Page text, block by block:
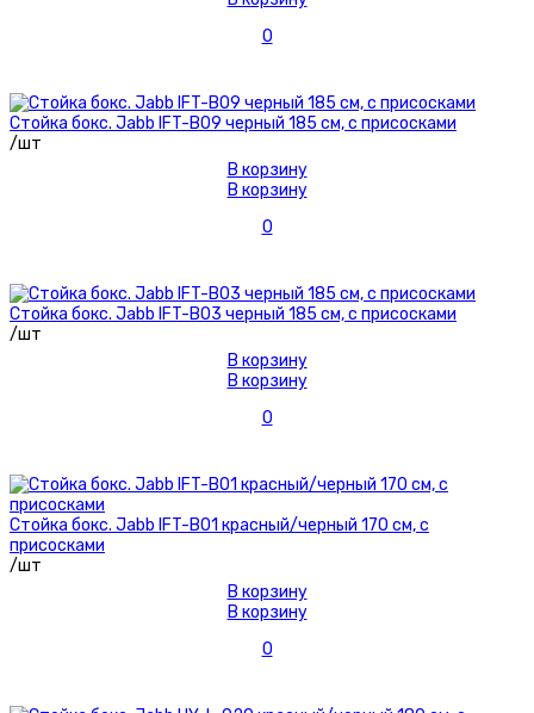
0
Стойка бокс. Jabb IFT-B09 черный 185 см, с присосками
/шт
В корзину
В корзину
0
Стойка бокс. Jabb IFT-B03 черный 185 см, с присосками
/шт
В корзину
В корзину
0
Стойка бокс. Jabb IFT-B01 красный/черный 170 см, с
присосками
/шт
В корзину
В корзину
0